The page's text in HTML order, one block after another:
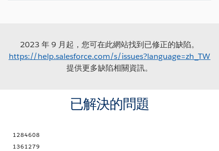
2023 年 9 月起，您可在此網站找到已修正的缺陷。
https://help.salesforce.com/s/issues?language=zh_TW
提供更多缺陷相關資訊。
已解決的問題
1284608
1361279